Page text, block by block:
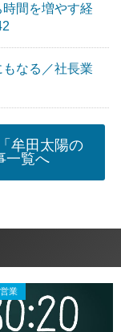
間を増やす経
なる／社長業
牟田太陽の
一覧へ
業